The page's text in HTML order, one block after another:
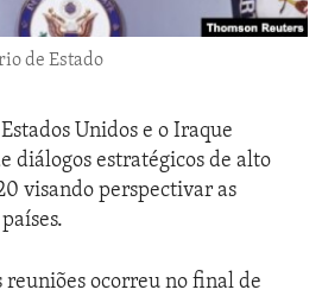
de Estado
Estados Unidos e o Iraque
diálogos estratégicos de alto
visando perspectivar as
reuniões ocorreu no final de